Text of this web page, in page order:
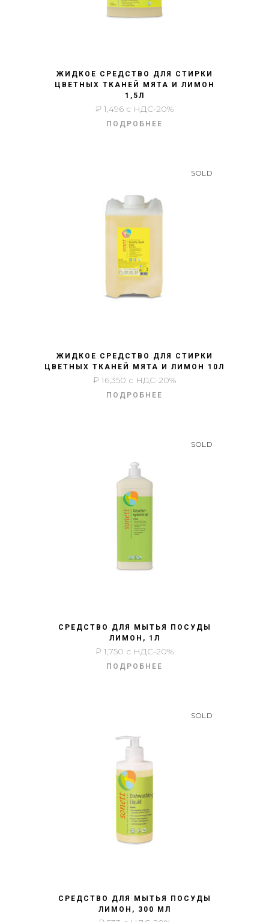
ЖИДКОЕ СРЕДСТВО ДЛЯ СТИРКИ
ЦВЕТНЫХ ТКАНЕЙ МЯТА И ЛИМОН
1,5Л
₽1,496 с НДС-20%
ПОДРОБНЕЕ
SOLD
ЖИДКОЕ СРЕДСТВО ДЛЯ СТИРКИ
ЦВЕТНЫХ ТКАНЕЙ МЯТА И ЛИМОН 10Л
₽16,350 с НДС-20%
ПОДРОБНЕЕ
SOLD
СРЕДСТВО ДЛЯ МЫТЬЯ ПОСУДЫ
ЛИМОН, 1Л
₽1,750 с НДС-20%
ПОДРОБНЕЕ
SOLD
СРЕДСТВО ДЛЯ МЫТЬЯ ПОСУДЫ
ЛИМОН, 300 МЛ